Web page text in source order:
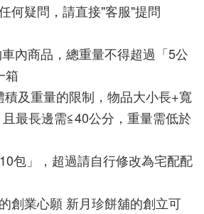
何疑問，請直接"客服"提問
內商品，總重量不得超過「5公
箱
及重量的限制，物品大小長+寬
最長邊需≦40公分，重量需低於
包」，超過請自行修改為宅配配
創業心願 新月珍餅舖的創立可